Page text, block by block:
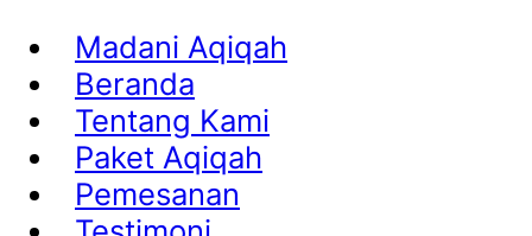
Madani Aqiqah
Beranda
Tentang Kami
Paket Aqiqah
Pemesanan